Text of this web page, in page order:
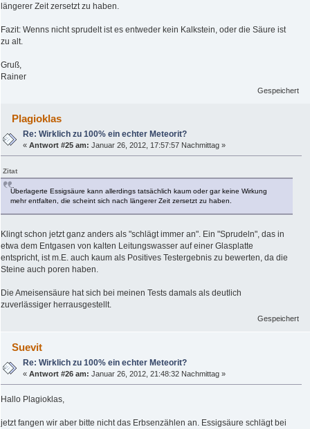
längerer Zeit zersetzt zu haben.
Fazit: Wenns nicht sprudelt ist es entweder kein Kalkstein, oder die Säure ist
zu alt.
Gruß,
Rainer
Gespeichert
Plagioklas
Re: Wirklich zu 100% ein echter Meteorit?
«Antwort #25 am: Januar 26, 2012, 17:57:57 Nachmittag »
Zitat
Überlagerte Essigsäure kann allerdings tatsächlich kaum oder gar keine Wirkung
mehr entfalten, die scheint sich nach längerer Zeit zersetzt zu haben.
Klingt schon jetzt ganz anders als "schlägt immer an". Ein "Sprudeln", das in
etwa dem Entgasen von kalten Leitungswasser auf einer Glasplatte
entspricht, ist m.E. auch kaum als Positives Testergebnis zu bewerten, da die
Steine auch poren haben.
Die Ameisensäure hat sich bei meinen Tests damals als deutlich
zuverlässiger herrausgestellt.
Gespeichert
Suevit
Re: Wirklich zu 100% ein echter Meteorit?
«Antwort #26 am: Januar 26, 2012, 21:48:32 Nachmittag »
Hallo Plagioklas,
jetzt fangen wir aber bitte nicht das Erbsenzählen an. Essigsäure schlägt bei